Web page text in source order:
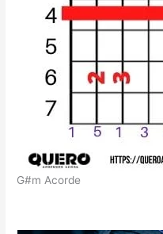
G#m Acorde